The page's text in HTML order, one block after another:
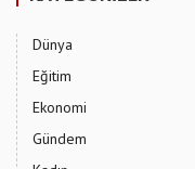
Dünya
Eğitim
Ekonomi
Gündem